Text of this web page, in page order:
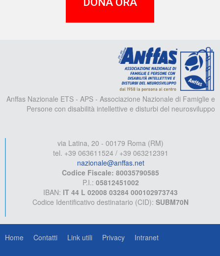
Anffas Nazionale ETS - APS - Associazione Nazionale di Famiglie e
Persone con disabilità intellettive e disturbi del neurosviluppo
via Latina, 20 - 00179 Roma (RM)
tel. +39 063611524 / +39 063212391
nazionale@anffas.net
Codice Fiscale: 80035790585
P.I.: 05812451002
IBAN: IT 44 L 02008 03284 000102973743
Codice Identificativo destinatario (CID): SUBM70N
Home Contatti Link utili Privacy Intranet